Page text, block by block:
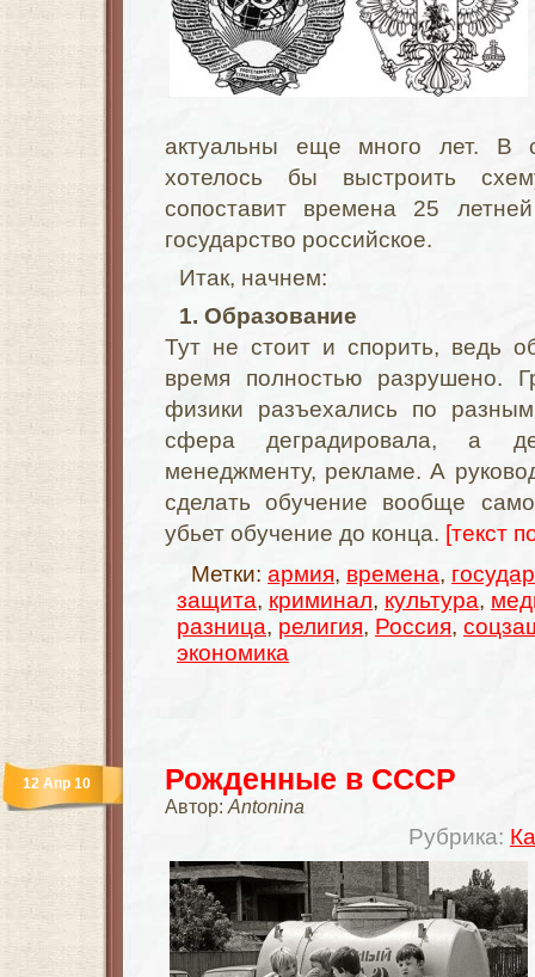
актуальны еще много лет. В
хотелось бы выстроить
сопоставит времена 25
государство российское.
Итак, начнем:
1. Образование
Тут не стоит и спорить, ведь
время полностью разрушено.
физики разъехались по
сфера деградировала, а
менеджменту, рекламе. А
сделать обучение вообще
убьет обучение до конца. [текст
Метки: армия, времена,
защита, криминал, культура,
разница, религия, Россия,
экономика
Рожденные в СССР
Автор: Antonina
Рубрика:
12 Апр 10